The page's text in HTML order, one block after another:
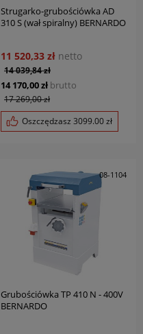
Strugarko-grubościówka AD
310 S (wał spiralny) BERNARDO
14 170,00 zł brutto
17 269,00 zł
Oszczędzasz 3099.00zł
11 520,33 zł netto
14 039,84 zł
08-1104
Grubościówka TP 410 N - 400V
BERNARDO